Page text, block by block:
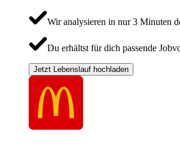
Wir analysieren in nur 3 Minuten
Du erhältst für dich passende
Jetzt Lebenslauf hochladen